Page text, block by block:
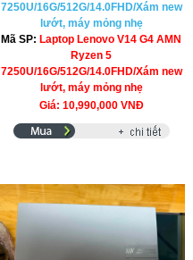
7250U/16G/512G/14.0FHD/Xám new
lướt, máy mỏng nhẹ
Mã SP: Laptop Lenovo V14 G4 AMN
Ryzen 5
7250U/16G/512G/14.0FHD/Xám new
lướt, máy mỏng nhẹ
Giá: 10,990,000 VNĐ